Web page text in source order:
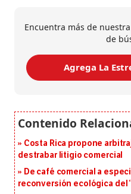
Encuentra más de
de
Agrega La
Costa Rica propone
destrabar litigio comercial
De café comercial a
reconversión ecológica del